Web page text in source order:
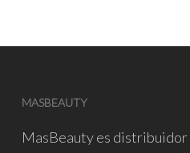
MASBEAUTY
MasBeautyes distribuidor